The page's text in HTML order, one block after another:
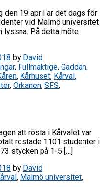
den 19 april är det dags för
vid Malmö universitet
lyssna. På detta möte
by David
, Fullmäktige, Gäddan,
, Kårhuset, Kårval,
, Orkanen, SFS,
att rösta i Kårvalet var
röstade 1101 studenter i
stycken på 1-5 […]
by David
, Malmö universitet,